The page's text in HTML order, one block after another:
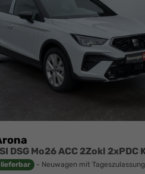
Neuwagen mit Tageszulassung